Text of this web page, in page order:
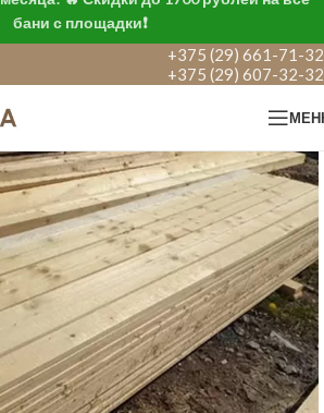
бани с площадки❗
+375 (29) 661-71-32
+375 (29) 607-32-32